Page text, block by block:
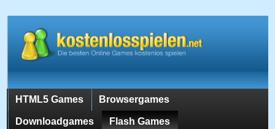
HTML5 Games Browsergames
Downloadgames Flash Games